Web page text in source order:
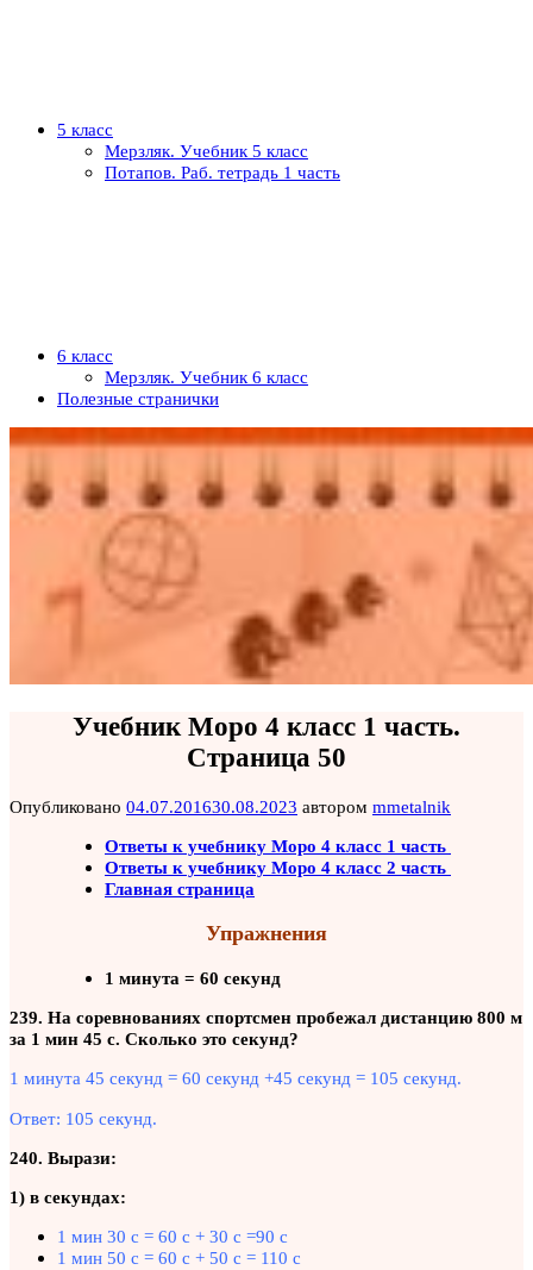
5 класс
Мерзляк. Учебник 5 класс
Потапов. Раб. тетрадь 1 часть
6 класс
Мерзляк. Учебник 6 класс
Полезные странички
Учебник Моро 4 класс 1 часть.
Страница 50
Опубликовано 04.07.201630.08.2023 автором mmetalnik
Ответы к учебнику Моро 4 класс 1 часть
Ответы к учебнику Моро 4 класс 2 часть
Главная страница
Упражнения
1 минута = 60 секунд
239. На соревнованиях спортсмен пробежал дистанцию 800 м
за 1 мин 45 с. Сколько это секунд?
1 минута 45 секунд = 60 секунд +45 секунд = 105 секунд.
Ответ: 105 секунд.
240. Вырази:
1) в секундах:
1 мин 30 с = 60 с + 30 с =90 с
1 мин 50 с = 60 с + 50 с = 110 с